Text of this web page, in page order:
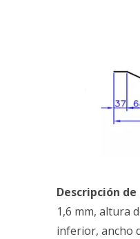
Descripción
1,6 mm, altura
inferior, ancho